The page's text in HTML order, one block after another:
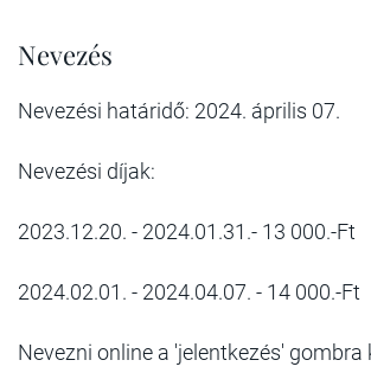
Nevezés
Nevezési határidő: 2024. április 07.
Nevezési díjak:
2023.12.20. - 2024.01.31.- 13 000.-Ft
2024.02.01. - 2024.04.07. - 14 000.-Ft
Nevezni online a 'jelentkezés' gombra